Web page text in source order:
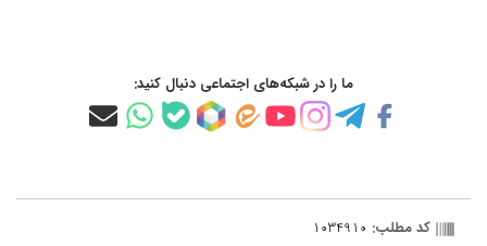
ما را در شبکه‌های اجتماعی دنبال کنید:
کد مطلب: 1034910